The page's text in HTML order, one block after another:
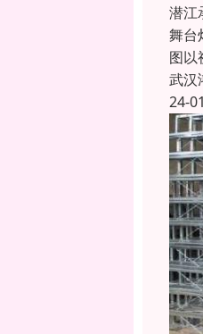
潜江
舞台
图以
武汉
24-